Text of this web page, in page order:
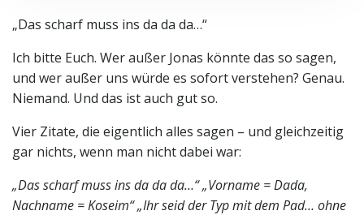
„Das scharf muss ins da da da…“
Ich bitte Euch. Wer außer Jonas könnte das so sagen,
und wer außer uns würde es sofort verstehen? Genau.
Niemand. Und das ist auch gut so.
Vier Zitate, die eigentlich alles sagen – und gleichzeitig
gar nichts, wenn man nicht dabei war:
„Das scharf muss ins da da da…“„Vorname = Dada,
Nachname = Koseim“„Ihr seid der Typ mit dem Pad… ohne